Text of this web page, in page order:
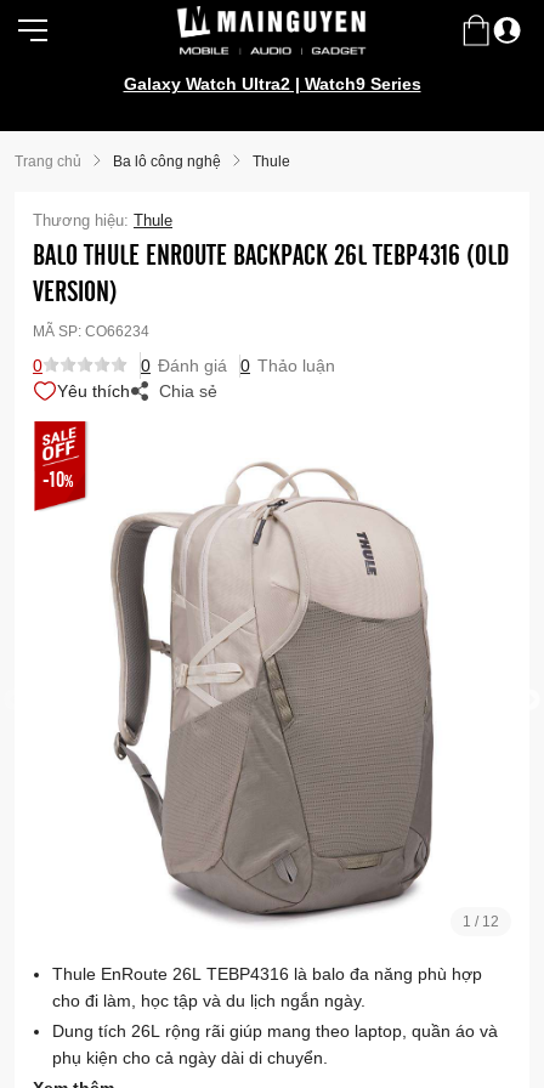
Galaxy Watch Ultra2 | Watch9 Series
Trang chủ Ba lô công nghệ Thule
Thương hiệu: Thule
BALO THULE ENROUTE BACKPACK 26L TEBP4316 (OLD
VERSION)
MÃ SP: CO66234
0 0 Đánh giá 0 Thảo luận
Yêu thích
Chia sẻ
-10%
1 / 12
Thule EnRoute 26L TEBP4316 là balo đa năng phù hợp
cho đi làm, học tập và du lịch ngắn ngày.
Dung tích 26L rộng rãi giúp mang theo laptop, quần áo và
phụ kiện cho cả ngày dài di chuyển.